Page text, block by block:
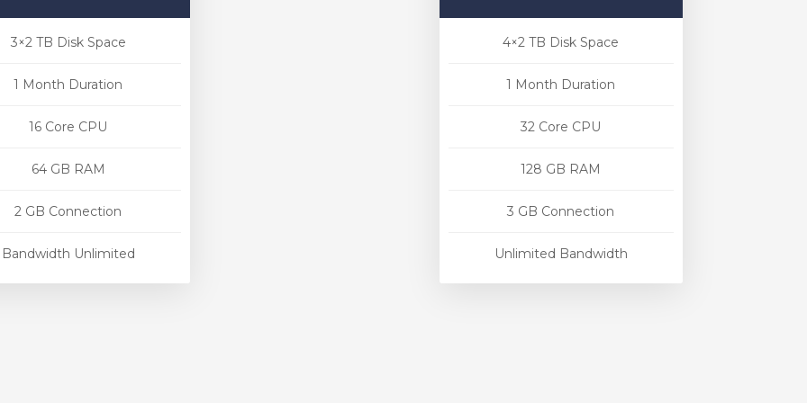
3×2 TB Disk Space
1 Month Duration
16 Core CPU
64 GB RAM
2 GB Connection
Bandwidth Unlimited
4×2 TB Disk Space
1 Month Duration
32 Core CPU
128 GB RAM
3 GB Connection
Unlimited Bandwidth